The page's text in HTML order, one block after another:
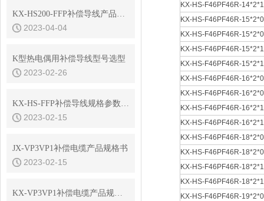
KX-HS200-FFP补偿导线产品选型
2023-04-04
K型热电偶用补偿导线型号选型
2023-02-26
KX-HS-FFP补偿导线规格参数及外径重量
2023-02-15
JX-VP3VP1补偿电缆产品规格书
2023-02-15
KX-VP3VP1补偿电缆产品规格书
KX-HS-F46PF46R-
KX-HS-F46PF46R-
KX-HS-F46PF46R-
KX-HS-F46PF46R-
KX-HS-F46PF46R-
KX-HS-F46PF46R-
KX-HS-F46PF46R-
KX-HS-F46PF46R-
KX-HS-F46PF46R-
KX-HS-F46PF46R-
KX-HS-F46PF46R-
KX-HS-F46PF46R-
KX-HS-F46PF46R-
KX-HS-F46PF46R-